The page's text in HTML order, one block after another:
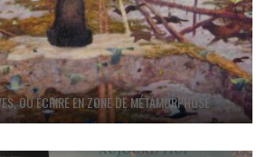
OU ÉCRIRE EN ZONE DE MÉTAMORPHOSE